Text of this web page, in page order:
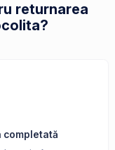
returnarea
completată